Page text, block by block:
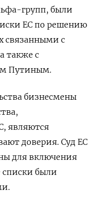
групп, были
ЕС по решению
связанными с
также с
Путиным.
бизнесмены
являются
доверия. Суд ЕС
для включения
списки были